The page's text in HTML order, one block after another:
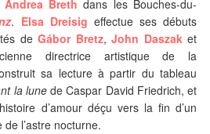
Andrea Breth dans les Bouches-du-
. Elsa Dreisig effectue ses débuts
de Gábor Bretz, John Daszaket
directrice artistique de la
sa lecture à partir du tableau
la lunede Caspar David Friedrich, et
d’amour déçu vers la fin d’un
l’astre nocturne.